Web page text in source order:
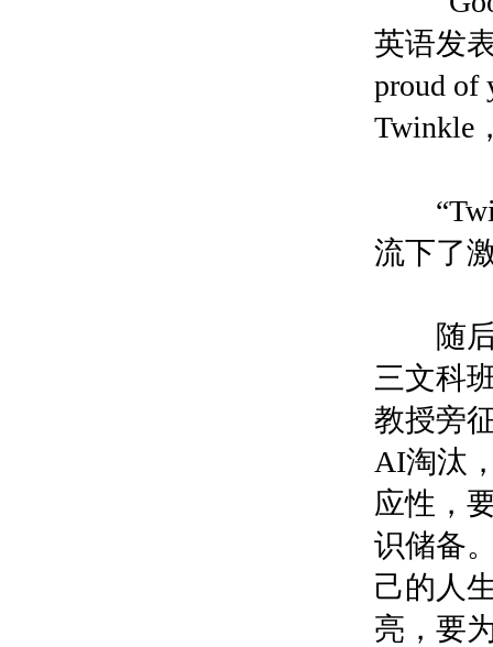
英语发
proud of
Twinkle
流下了
随后
三文科
教授旁
AI淘汰
应性，
识储备
己的人
亮，要